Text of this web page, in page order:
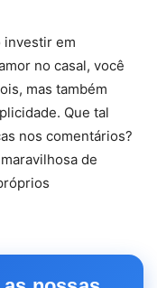
investir em
no casal, você
mas também
Que tal
nos comentários?
de